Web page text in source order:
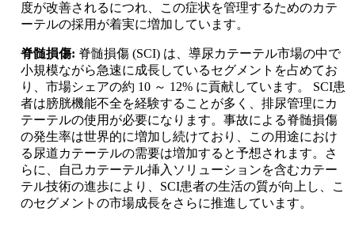
度が改善されるにつれ、この症状を管理するためのカテ
ーテルの採用が着実に増加しています。
脊髄損傷: 脊髄損傷 (SCI) は、導尿カテーテル市場の中で
小規模ながら急速に成長しているセグメントを占めてお
り、市場シェアの約 10 ～ 12% に貢献しています。 SCI患
者は膀胱機能不全を経験することが多く、排尿管理にカ
テーテルの使用が必要になります。事故による脊髄損傷
の発生率は世界的に増加し続けており、この用途におけ
る尿道カテーテルの需要は増加すると予想されます。さ
らに、自己カテーテル挿入ソリューションを含むカテー
テル技術の進歩により、SCI患者の生活の質が向上し、こ
のセグメントの市場成長をさらに推進しています。